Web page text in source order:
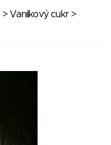
> Vanilkový cukr>